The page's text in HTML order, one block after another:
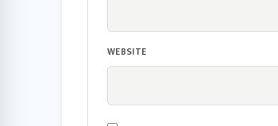
WEBSITE